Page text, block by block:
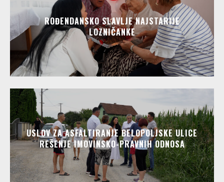
ROĐENDANSKO SLAVLJE NAJSTARIJE
LOZNIČANKE
USLOV ZA ASFALTIRANJE BELOPOLJSKE ULICE
REŠENJE IMOVINSKO-PRAVNIH ODNOSA